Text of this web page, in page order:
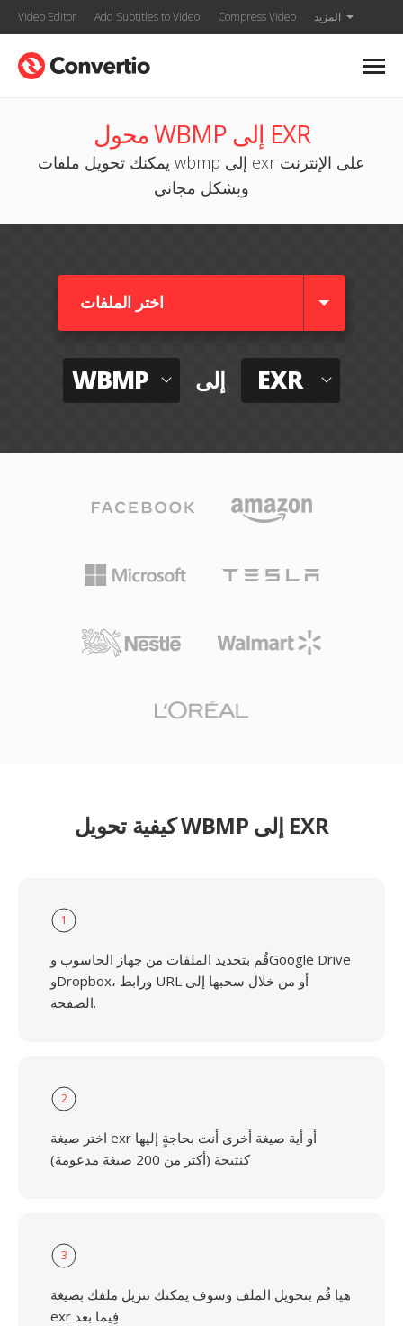
Video Editor Add Subtitles to Video Compress Video المزيد
محول WBMP إلى EXR
يمكنك تحويل ملفات wbmp إلى exr على الإنترنت
وبشكل مجاني
اختر الملفات
WBMP إلى EXR
كيفية تحويل WBMP إلى EXR
1
قُم بتحديد الملفات من جهاز الحاسوب وGoogle Drive
وDropbox، ورابط URL أو من خلال سحبها إلى
الصفحة.
2
اختر صيغة exr أو أية صيغة أخرى أنت بحاجةٍ إليها
كنتيجة (أكثر من 200 صيغة مدعومة)
3
هيا قُم بتحويل الملف وسوف يمكنك تنزيل ملفك بصيغة
exr فِيما بعد